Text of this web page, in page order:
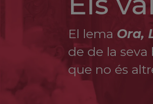
El lema Ora,
de de la
que no és